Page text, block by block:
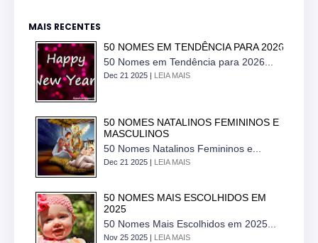
MAIS RECENTES
50 NOMES EM TENDÊNCIA PARA 2026
50 Nomes em Tendência para 2026...
Dec 21 2025 | LEIA MAIS
50 NOMES NATALINOS FEMININOS E
MASCULINOS
50 Nomes Natalinos Femininos e...
Dec 21 2025 | LEIA MAIS
50 NOMES MAIS ESCOLHIDOS EM
2025
50 Nomes Mais Escolhidos em 2025...
Nov 25 2025 | LEIA MAIS